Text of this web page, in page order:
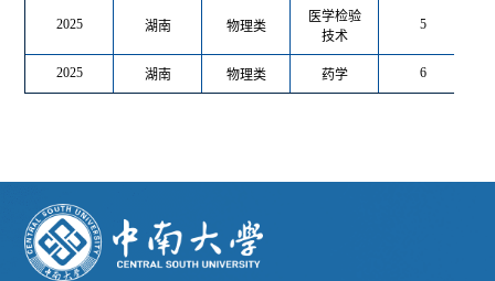
2025 湖南 物理类
医学检验
技术
5
2025 湖南 物理类 药学 6